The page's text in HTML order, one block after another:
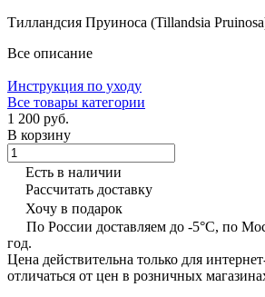
Тилландсия Пруиноса (Tillandsia
Все описание
Инструкция по уходу
Все товары категории
1 200 руб.
В корзину
Есть в наличии
Рассчитать доставку
Хочу в подарок
По России доставляем до -5°C, по
год.
Цена действительна только для
отличаться от цен в розничных